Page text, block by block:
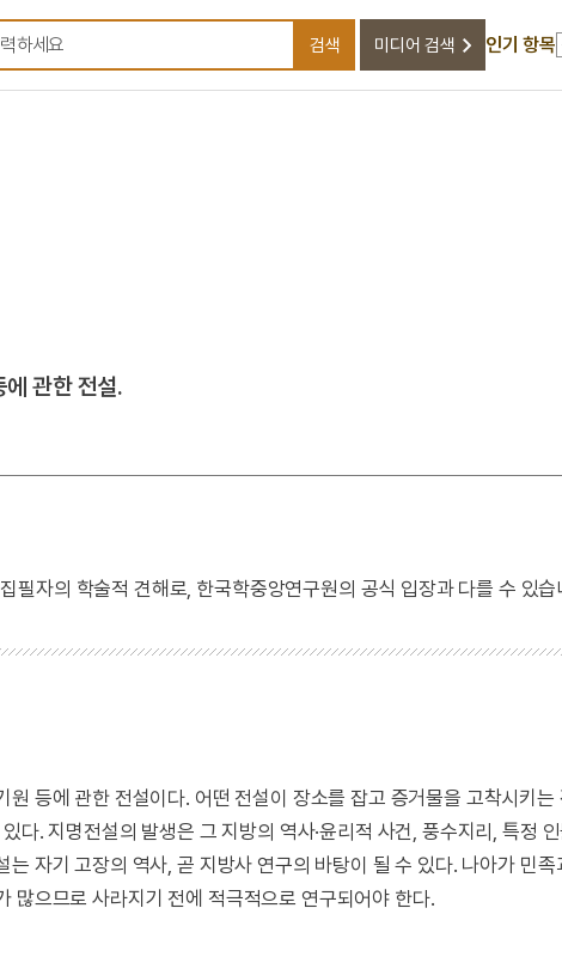
검색어를 입력하세요
검색 미디어 검색 인기 항목
에 관한 전설.
필자의 학술적 견해로, 한국학중앙연구원의 공식 입장과 다를 수 있습
원 등에 관한 전설이다. 어떤 전설이 장소를 잡고 증거물을 고착시키는
다. 지명전설의 발생은 그 지방의 역사·윤리적 사건, 풍수지리, 특정
자기 고장의 역사, 곧 지방사 연구의 바탕이 될 수 있다. 나아가 민족
많으므로 사라지기 전에 적극적으로 연구되어야 한다.